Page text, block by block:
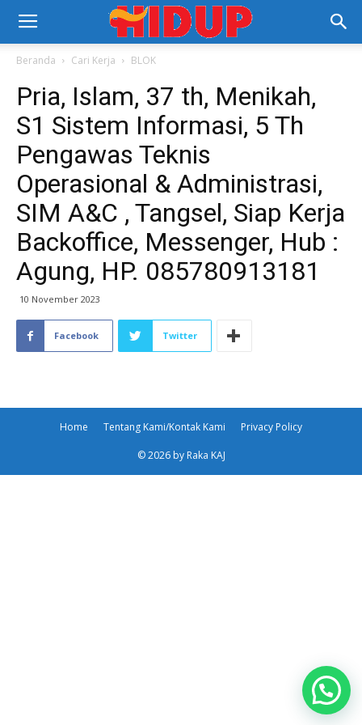
Beranda Cari Kerja BLOK
Pria, Islam, 37 th, Menikah,
S1 Sistem Informasi, 5 Th
Pengawas Teknis
Operasional & Administrasi,
SIM A&C , Tangsel, Siap Kerja
Backoffice, Messenger, Hub :
Agung, HP. 085780913181
10 November 2023
Facebook Twitter
Home Tentang Kami/Kontak Kami Privacy Policy
© 2026 by Raka KAJ